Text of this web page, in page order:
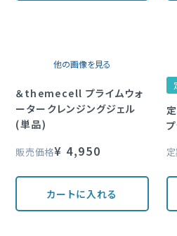
他の画像を見る
＆themecell プライムウォ
ータークレンジングジェル
(単品)
販売価格¥ 4,950
カートに入れる